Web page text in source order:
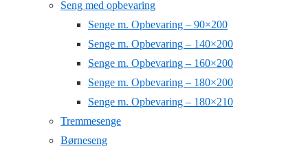
Seng med opbevaring
Senge m. Opbevaring – 90×200
Senge m. Opbevaring – 140×200
Senge m. Opbevaring – 160×200
Senge m. Opbevaring – 180×200
Senge m. Opbevaring – 180×210
Tremmesenge
Børneseng